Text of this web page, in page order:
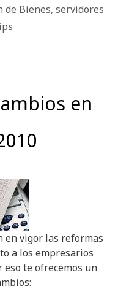
de Bienes, servidores
en
en vigor las reformas
a los empresarios
eso te ofrecemos un